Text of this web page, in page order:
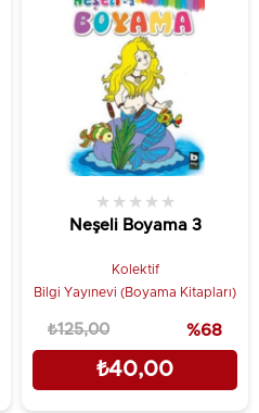
Neşeli Boyama 3
★ ★ ★ ★ ★
Kolektif
Bilgi Yayınevi (Boyama Kitapları)
₺40,00
₺125,00 %68